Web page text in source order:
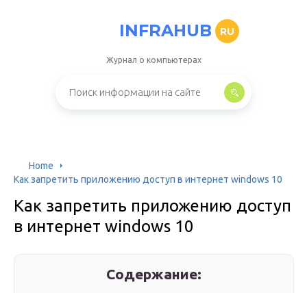
INFRAHUB RU
Журнал о компьютерах
Home
Как запретить приложению доступ в интернет windows 10
Как запретить приложению доступ
в интернет windows 10
Содержание: